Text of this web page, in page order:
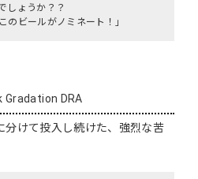
しょうか？？
のビールがノミネート！」
Gradation DRA
分けて投入し続けた、強烈な苦